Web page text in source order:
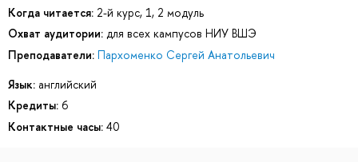
Когда читается: 2-й курс, 1, 2 модуль
Охват аудитории: для всех кампусов НИУ ВШЭ
Преподаватели: Пархоменко Сергей Анатольевич
Язык: английский
Кредиты: 6
Контактные часы: 40